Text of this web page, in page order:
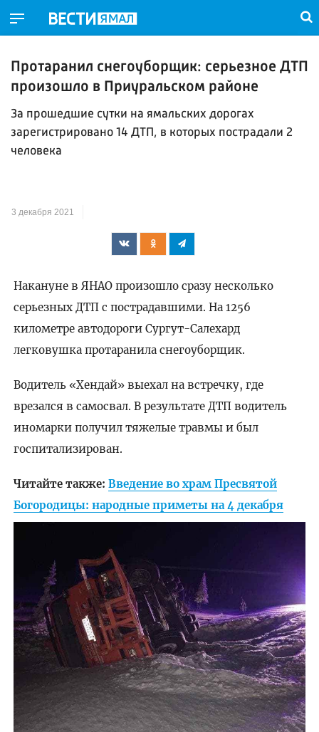
Протаранил снегоуборщик: серьезное ДТП
произошло в Приуральском районе
За прошедшие сутки на ямальских дорогах
зарегистрировано 14 ДТП, в которых пострадали 2
человека
3 декабря 2021
Накануне в ЯНАО произошло сразу несколько
серьезных ДТП с пострадавшими. На 1256
километре автодороги Сургут-Салехард
легковушка протаранила снегоуборщик.
Водитель «Хендай» выехал на встречку, где
врезался в самосвал. В результате ДТП водитель
иномарки получил тяжелые травмы и был
госпитализирован.
Читайте также: Введение во храм Пресвятой
Богородицы: народные приметы на 4 декабря